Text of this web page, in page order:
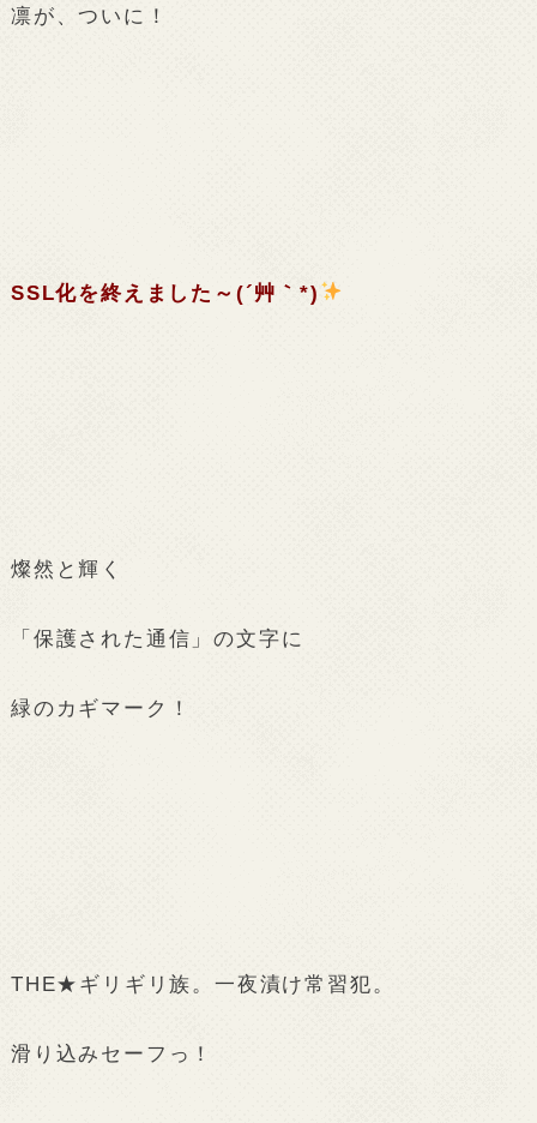
凛が、ついに！
SSL化を終えました～ (´艸｀ *)
燦然と輝く
「保護された通信」の文字に
緑のカギマーク！
THE★ギリギリ族。一夜漬け常習犯。
滑り込みセーフっ！